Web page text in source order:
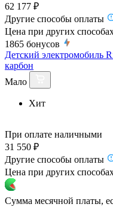
62 177 ₽
Другие способы оплаты
Цена при других
1865 бонусов
Детский электромобиль
карбон
Мало
Хит
При оплате наличными
31 550 ₽
Другие способы оплаты
Цена при других
Сумма месячной платы,